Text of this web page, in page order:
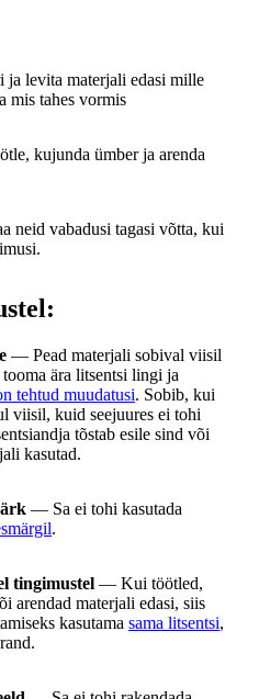
levita materjali edasi mille
mis tahes vormis
kujunda ümber ja arenda
neid vabadusi tagasi võtta, kui
— Pead materjali sobival viisil
tooma ära litsentsi lingi ja
tehtud muudatusi. Sobib, kui
viisil, kuid seejuures ei tohi
tõstab esile sind või
kasutad.
— Sa ei tohi kasutada
.
tingimustel — Kui töötled,
arendad materjali edasi, siis
kasutama sama litsentsi,